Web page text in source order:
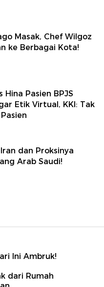
Masak, Chef Wilgoz
ke Berbagai Kota!
Hina Pasien BPJS
Etik Virtual, KKI: Tak
dan Proksinya
Arab Saudi!
Ini Ambruk!
dari Rumah